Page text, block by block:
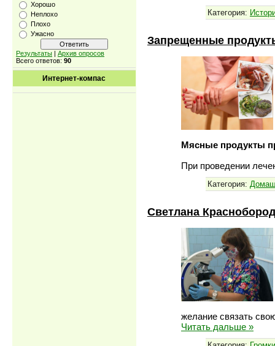
Хорошо
Неплохо
Плохо
Ужасно
Результаты | Архив опросов
Всего ответов: 90
Интернет-компас
Категория:
Запрещенные
Мясные продукты
При проведении
Категория:
Светлана
желание связать
Читать дальше »